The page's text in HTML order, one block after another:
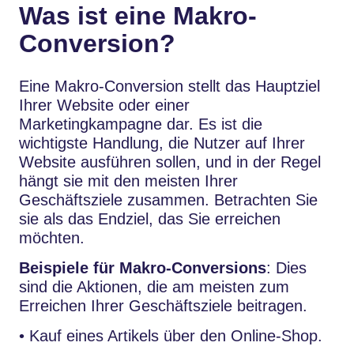
Was ist eine Makro-
Conversion?
Eine Makro-Conversion stellt das Hauptziel
Ihrer Website oder einer
Marketingkampagne dar. Es ist die
wichtigste Handlung, die Nutzer auf Ihrer
Website ausführen sollen, und in der Regel
hängt sie mit den meisten Ihrer
Geschäftsziele zusammen. Betrachten Sie
sie als das Endziel, das Sie erreichen
möchten.
Beispiele für Makro-Conversions: Dies
sind die Aktionen, die am meisten zum
Erreichen Ihrer Geschäftsziele beitragen.
• Kauf eines Artikels über den Online-Shop.